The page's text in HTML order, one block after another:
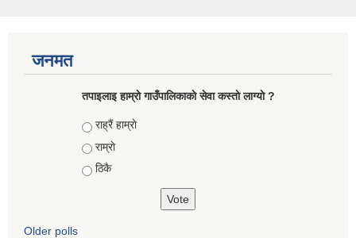
जनमत
तपाइलाइ हाम्राे गाउँपालिकाकाे सेवा कस्ताे लाग्याे ?
Choices
राह्रैं हाम्राे
राम्राे
ठिकै
Older polls